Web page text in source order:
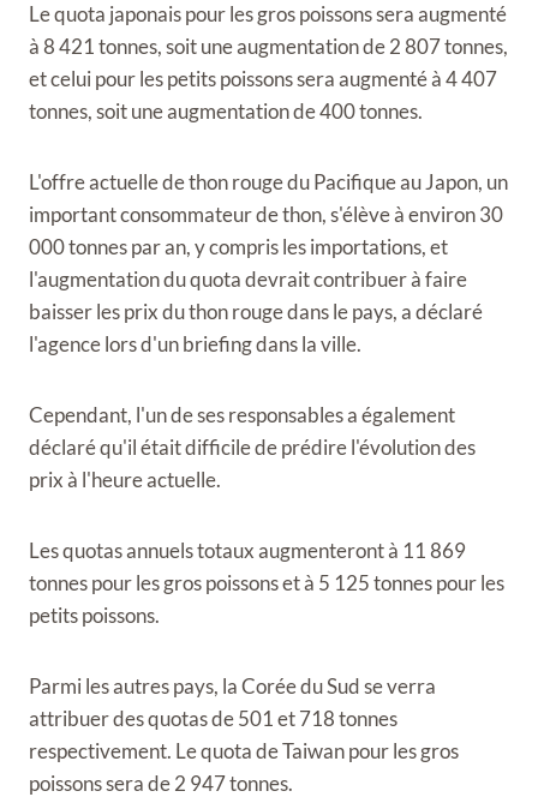
Le quota japonais pour les gros poissons sera augmenté
à 8 421 tonnes, soit une augmentation de 2 807 tonnes,
et celui pour les petits poissons sera augmenté à 4 407
tonnes, soit une augmentation de 400 tonnes.
L'offre actuelle de thon rouge du Pacifique au Japon, un
important consommateur de thon, s'élève à environ 30
000 tonnes par an, y compris les importations, et
l'augmentation du quota devrait contribuer à faire
baisser les prix du thon rouge dans le pays, a déclaré
l'agence lors d'un briefing dans la ville.
Cependant, l'un de ses responsables a également
déclaré qu'il était difficile de prédire l'évolution des
prix à l'heure actuelle.
Les quotas annuels totaux augmenteront à 11 869
tonnes pour les gros poissons et à 5 125 tonnes pour les
petits poissons.
Parmi les autres pays, la Corée du Sud se verra
attribuer des quotas de 501 et 718 tonnes
respectivement. Le quota de Taiwan pour les gros
poissons sera de 2 947 tonnes.